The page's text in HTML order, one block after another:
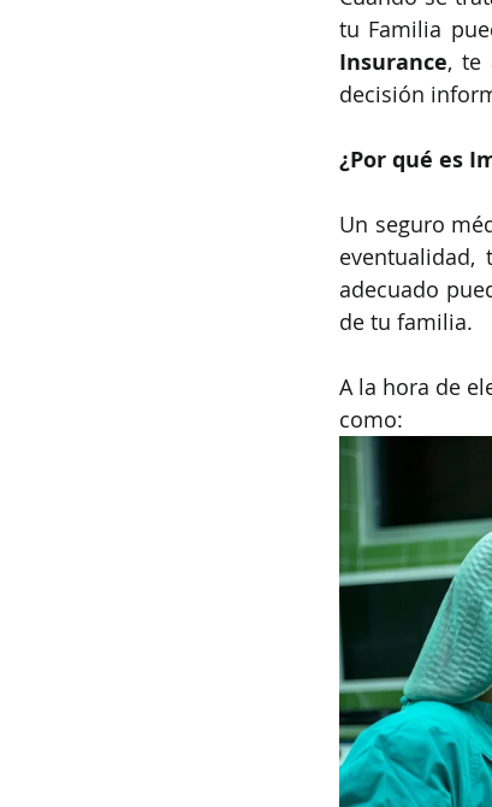
tu Familia
Insurance, te
decisión
¿Por qué es
Un seguro
eventualidad,
adecuado
de tu familia.
A la hora de
como: